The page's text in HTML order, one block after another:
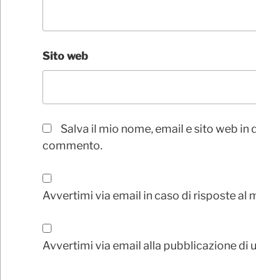
Sito web
Salva il mio nome, email e sito web
commento.
Avvertimi via email in caso di risposte al
Avvertimi via email alla pubblicazione di